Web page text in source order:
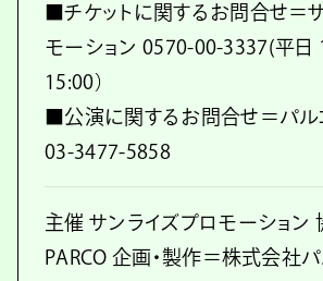
■チケットに関するお問合せ＝
モーション 0570-00-3337(平日
15:00）
■公演に関するお問合せ＝パル
03-3477-5858
主催 サンライズプロモーション
PARCO 企画・製作＝株式会社パ